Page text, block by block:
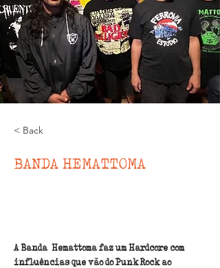
< Back
BANDA HEMATTOMA
A Banda  Hemattoma faz um Hardcore com
influências que vão do Punk Rock ao